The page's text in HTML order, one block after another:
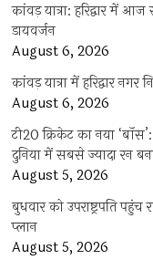
कांवड़ यात्रा: हरिद्वार में
डायवर्जन
August 6, 2026
कांवड़ यात्रा में हरिद्वार
August 6, 2026
टी20 क्रिकेट का नया
दुनिया में सबसे ज्यादा रन
August 5, 2026
बुधवार को उपराष्ट्रपति
प्‍लान
August 5, 2026